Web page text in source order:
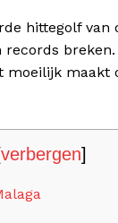
hittegolf
moeilijk
verbergen]